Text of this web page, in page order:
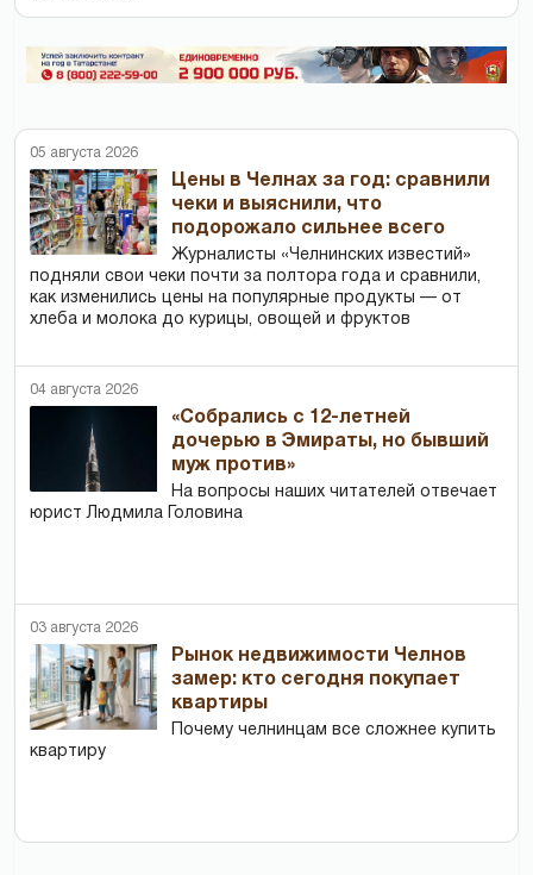
05 августа 2026
Цены в Челнах за год: сравнили
чеки и выяснили, что
подорожало сильнее всего
Журналисты «Челнинских известий»
подняли свои чеки почти за полтора года и сравнили,
как изменились цены на популярные продукты — от
хлеба и молока до курицы, овощей и фруктов
04 августа 2026
«Собрались с 12-летней
дочерью в Эмираты, но бывший
муж против»
На вопросы наших читателей отвечает
юрист Людмила Головина
03 августа 2026
Рынок недвижимости Челнов
замер: кто сегодня покупает
квартиры
Почему челнинцам все сложнее купить
квартиру